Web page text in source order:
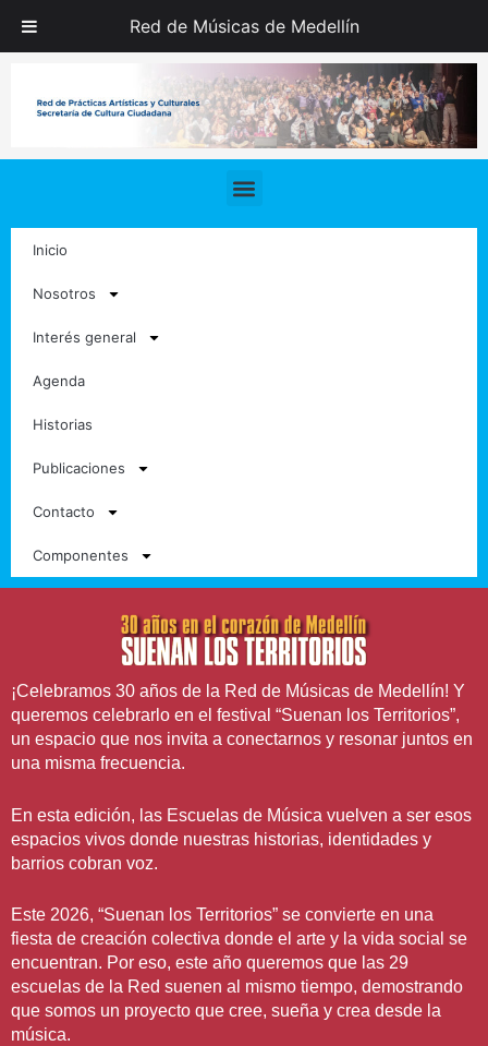
Menu
Inicio
Nosotros
Interés general
Agenda
Historias
Publicaciones
Contacto
Componentes
¡Celebramos 30 años de la Red de Músicas de Medellín! Y
queremos celebrarlo en el festival “Suenan los Territorios”,
un espacio que nos invita a conectarnos y resonar juntos en
una misma frecuencia.
En esta edición, las Escuelas de Música vuelven a ser esos
espacios vivos donde nuestras historias, identidades y
barrios cobran voz.
Este 2026, “Suenan los Territorios” se convierte en una
fiesta de creación colectiva donde el arte y la vida social se
encuentran. Por eso, este año queremos que las 29
escuelas de la Red suenen al mismo tiempo, demostrando
que somos un proyecto que cree, sueña y crea desde la
música.
Red de Músicas de Medellín